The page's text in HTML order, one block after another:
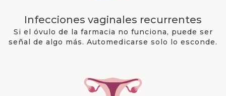
Infecciones vaginales recurrentes
Si el óvulo de la farmacia no funciona, puede ser
señal de algo más. Automedicarse solo lo esconde.